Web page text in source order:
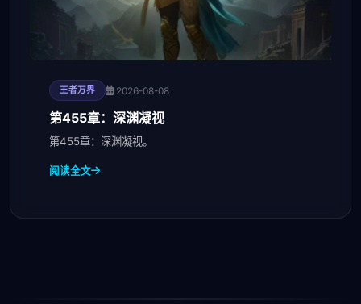
王者万界 2026-08-08
第455章：深渊凝视
第455章：深渊凝视。
阅读全文